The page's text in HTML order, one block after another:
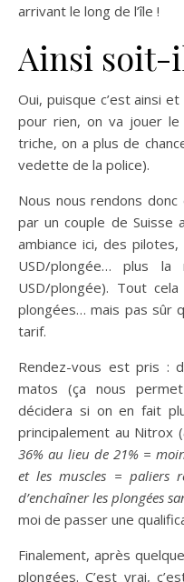
arrivant le long de l’île !
Ainsi soit-
Oui, puisque c’est ainsi
pour rien, on va jouer le
triche, on a plus de
vedette de la police).
Nous nous rendons donc
par un couple de Suisse
ambiance ici, des
USD/plongée… plus
USD/plongée). Tout
plongées… mais pas sûr
tarif.
Rendez-vous est pris :
matos (ça nous
décidera si on en fait
principalement au Nitrox (
36% au lieu de 21% =
et les muscles = paliers
d’enchaîner les plongées
moi de passer une
Finalement, après
plongées. C’est vrai,